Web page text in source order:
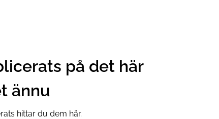
på det här
ännu
hittar du dem här.